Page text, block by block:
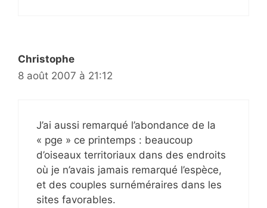
Christophe
8 août 2007 à 21:12
J’ai aussi remarqué l’abondance de la
« pge » ce printemps : beaucoup
d’oiseaux territoriaux dans des endroits
où je n’avais jamais remarqué l’espèce,
et des couples surnéméraires dans les
sites favorables.